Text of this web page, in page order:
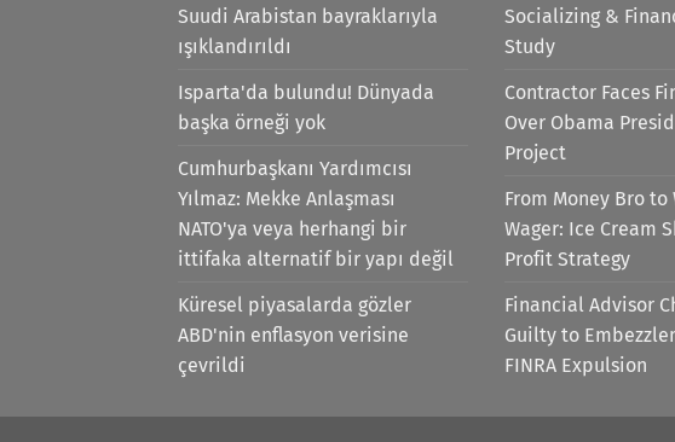
Suudi Arabistan bayraklarıyla
ışıklandırıldı
Isparta'da bulundu! Dünyada
başka örneği yok
Cumhurbaşkanı Yardımcısı
Yılmaz: Mekke Anlaşması
NATO'ya veya herhangi bir
ittifaka alternatif bir yapı değil
Küresel piyasalarda gözler
ABD'nin enflasyon verisine
çevrildi
Socializing &
Study
Contractor Faces
Over Obama
Project
From Money Bro to
Wager: Ice Cream
Profit Strategy
Financial Advisor
Guilty to
FINRA Expulsion